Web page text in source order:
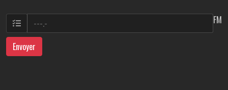
FM
Envoyer